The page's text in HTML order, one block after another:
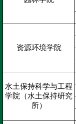
资源环境学院
水土保持科学与工程
学院（水土保持研究
所）